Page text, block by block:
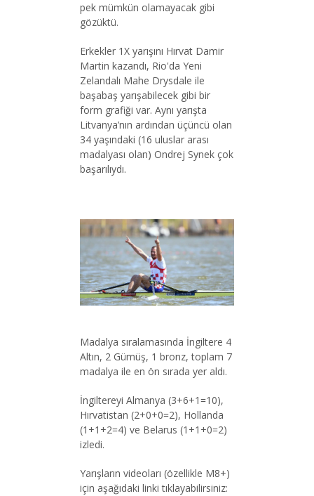
pek mümkün olamayacak gibi
gözüktü.
Erkekler 1X yarışını Hırvat Damir
Martin kazandı, Rio'da Yeni
Zelandalı Mahe Drysdale ile
başabaş yarışabilecek gibi bir
form grafiği var. Aynı yarışta
Litvanya’nın ardından üçüncü olan
34 yaşındaki (16 uluslar arası
madalyası olan) Ondrej Synek çok
başarılıydı.
Madalya sıralamasında İngiltere 4
Altın, 2 Gümüş, 1 bronz, toplam 7
madalya ile en ön sırada yer aldı.
İngiltereyi Almanya (3+6+1=10),
Hırvatistan (2+0+0=2), Hollanda
(1+1+2=4) ve Belarus (1+1+0=2)
izledi.
Yarışların videoları (özellikle M8+)
için aşağıdaki linki tıklayabilirsiniz: